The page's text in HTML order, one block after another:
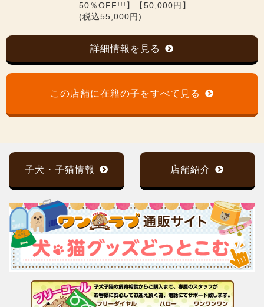
50％OFF!!!】【50,000円】
(税込55,000円)
詳細情報を見る
この店舗に在籍の子をすべて見る
子犬・子猫情報 店舗紹介